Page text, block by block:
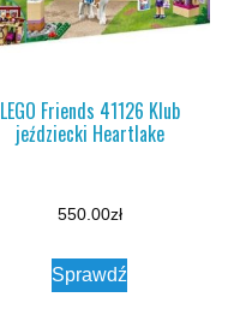
LEGO Friends 41126 Klub
jeździecki Heartlake
550.00zł
Sprawdź